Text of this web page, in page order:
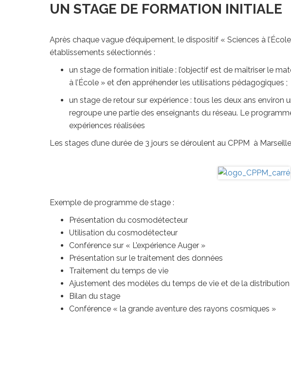
UN STAGE DE FORMATION INITIALE
Après chaque vague d’équipement, le dispositif « Sciences à
établissements sélectionnés :
un stage de formation initiale : l’objectif est de maîtriser le
à l’École » et d’en appréhender les utilisations pédagogiques ;
un stage de retour sur expérience : tous les deux ans environ
regroupe une partie des enseignants du réseau. Le
expériences réalisées
Les stages d’une durée de 3 jours se déroulent au CPPM à
Exemple de programme de stage :
Présentation du cosmodétecteur
Utilisation du cosmodétecteur
Conférence sur « L’expérience Auger »
Présentation sur le traitement des données
Traitement du temps de vie
Ajustement des modèles du temps de vie et de la
Bilan du stage
Conférence « la grande aventure des rayons cosmiques »